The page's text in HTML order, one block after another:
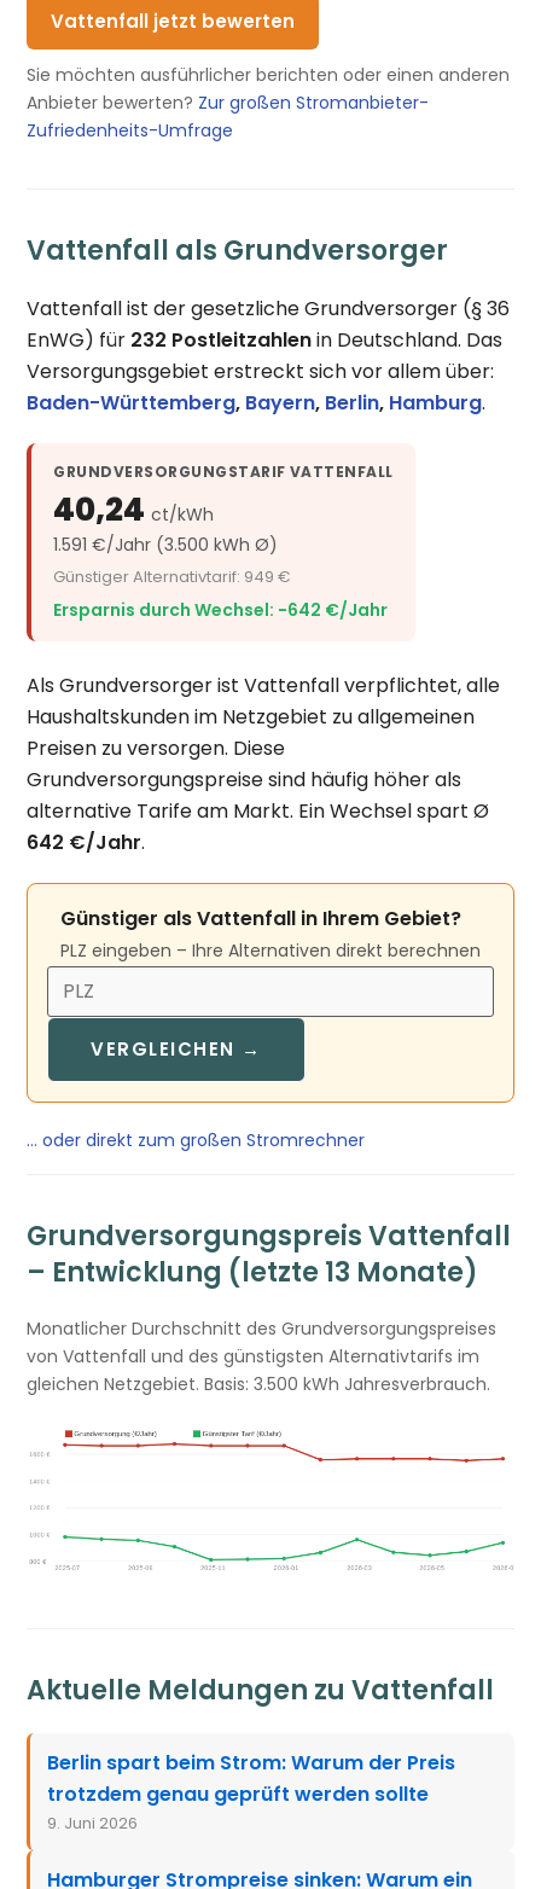
Vattenfall jetzt bewerten
Sie möchten ausführlicher berichten oder einen anderen
Anbieter bewerten? Zur großen Stromanbieter-
Zufriedenheits-Umfrage
Vattenfall als Grundversorger
Vattenfall ist der gesetzliche Grundversorger (§ 36
EnWG) für 232 Postleitzahlenin Deutschland. Das
Versorgungsgebiet erstreckt sich vor allem über:
Baden-Württemberg, Bayern, Berlin, Hamburg.
GRUNDVERSORGUNGSTARIF VATTENFALL
40,24ct/kWh
1.591 €/Jahr (3.500 kWh Ø)
Günstiger Alternativtarif: 949 €
Ersparnis durch Wechsel: −642 €/Jahr
Als Grundversorger ist Vattenfall verpflichtet, alle
Haushaltskunden im Netzgebiet zu allgemeinen
Preisen zu versorgen. Diese
Grundversorgungspreise sind häufig höher als
alternative Tarife am Markt. Ein Wechsel spart Ø
642 €/Jahr.
Günstiger als Vattenfall in Ihrem Gebiet?
PLZ eingeben – Ihre Alternativen direkt berechnen
VERGLEICHEN →
… oder direkt zum großen Stromrechner
Grundversorgungspreis Vattenfall
– Entwicklung (letzte 13 Monate)
Monatlicher Durchschnitt des Grundversorgungspreises
von Vattenfall und des günstigsten Alternativtarifs im
gleichen Netzgebiet. Basis: 3.500 kWh Jahresverbrauch.
Aktuelle Meldungen zu Vattenfall
Berlin spart beim Strom: Warum der Preis
trotzdem genau geprüft werden sollte
9. Juni 2026
Hamburger Strompreise sinken: Warum ein